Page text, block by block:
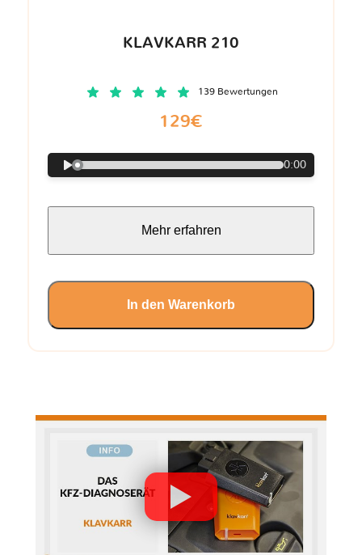
KLAVKARR 210
139 Bewertungen
129€
0:00
Mehr erfahren
In den Warenkorb